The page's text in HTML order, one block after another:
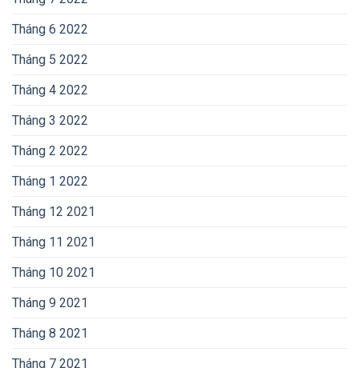
Tháng 6 2022
Tháng 5 2022
Tháng 4 2022
Tháng 3 2022
Tháng 2 2022
Tháng 1 2022
Tháng 12 2021
Tháng 11 2021
Tháng 10 2021
Tháng 9 2021
Tháng 8 2021
Tháng 7 2021